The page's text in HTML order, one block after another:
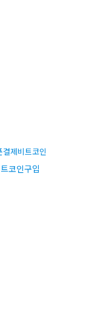
결제비트코인
코인구입